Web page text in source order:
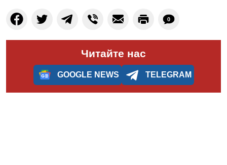
0
Читайте нас
GOOGLE NEWS TELEGRAM